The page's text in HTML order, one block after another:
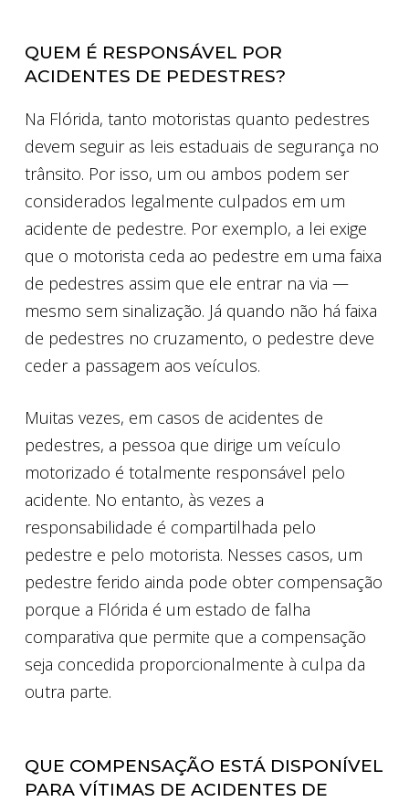
QUEM É RESPONSÁVEL POR
ACIDENTES DE PEDESTRES?
Na Flórida, tanto motoristas quanto pedestres
devem seguir as leis estaduais de segurança no
trânsito. Por isso, um ou ambos podem ser
considerados legalmente culpados em um
acidente de pedestre. Por exemplo, a lei exige
que o motorista ceda ao pedestre em uma faixa
de pedestres assim que ele entrar na via —
mesmo sem sinalização. Já quando não há faixa
de pedestres no cruzamento, o pedestre deve
ceder a passagem aos veículos.
Muitas vezes, em casos de acidentes de
pedestres, a pessoa que dirige um veículo
motorizado é totalmente responsável pelo
acidente. No entanto, às vezes a
responsabilidade é compartilhada pelo
pedestre e pelo motorista. Nesses casos, um
pedestre ferido ainda pode obter compensação
porque a Flórida é um estado de falha
comparativa que permite que a compensação
seja concedida proporcionalmente à culpa da
outra parte.
QUE COMPENSAÇÃO ESTÁ DISPONÍVEL
PARA VÍTIMAS DE ACIDENTES DE